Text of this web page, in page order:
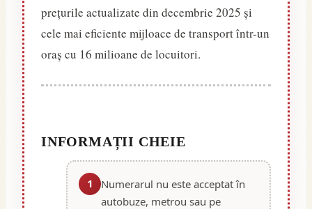
prețurile actualizate din decembrie 2025 și
cele mai eficiente mijloace de transport într-un
oraș cu 16 milioane de locuitori.
INFORMAȚII CHEIE
1
Numerarul nu este acceptat în
autobuze, metrou sau pe